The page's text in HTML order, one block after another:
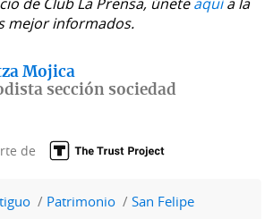
mejor informados.
Mojica
sección sociedad
de
Patrimonio
San Felipe